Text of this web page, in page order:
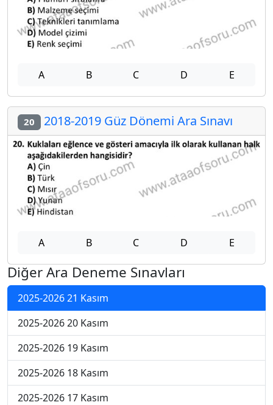
A B C D E
20 2018-2019 Güz Dönemi Ara Sınavı
A B C D E
Diğer Ara Deneme Sınavları
2025-2026 21 Kasım
2025-2026 20 Kasım
2025-2026 19 Kasım
2025-2026 18 Kasım
2025-2026 17 Kasım